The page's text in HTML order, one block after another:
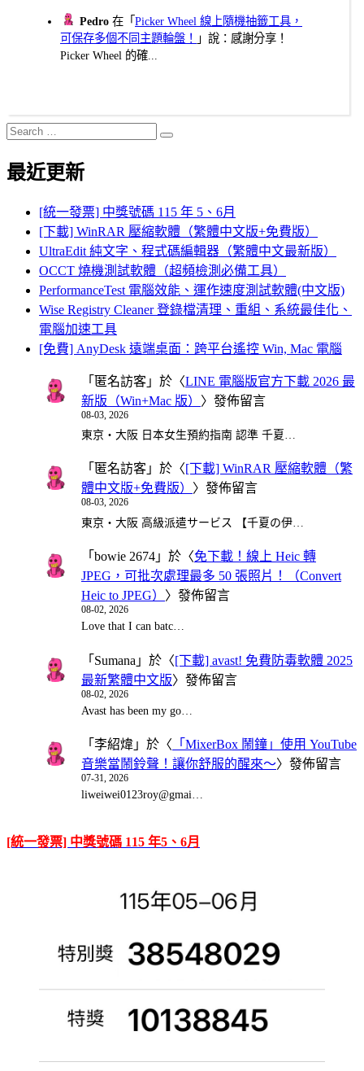
Pedro 在「Picker Wheel 線上隨機抽籤工具，
可保存多個不同主題輪盤！
」說：感謝分享！
Picker Wheel 的確...
Search
for:
Search
最近更新
[統一發票] 中獎號碼 115 年 5、6月
[下載] WinRAR 壓縮軟體（繁體中文版+免費版）
UltraEdit 純文字、程式碼編輯器（繁體中文最新版）
OCCT 燒機測試軟體（超頻檢測必備工具）
PerformanceTest 電腦效能、運作速度測試軟體(中文版)
Wise Registry Cleaner 登錄檔清理、重組、系統最佳化、
電腦加速工具
[免費] AnyDesk 遠端桌面：跨平台遙控 Win, Mac 電腦
「 匿名訪客 」於〈LINE 電腦版官方下載 2026 最
新版（Win+Mac 版） 〉發佈留言
08-03, 2026
東京・大阪 日本女生預約指南 認準 千夏…
「 匿名訪客 」於〈 [下載] WinRAR 壓縮軟體（繁
體中文版+免費版）
〉發佈留言
08-03, 2026
東京・大阪 高級派遣サービス 【千夏の伊…
「 bowie 2674 」於〈免下載！線上 Heic 轉
JPEG，可批次處理最多 50 張照片！（Convert
Heic to JPEG） 〉發佈留言
08-02, 2026
Love that I can batc…
「 Sumana 」於〈[下載] avast! 免費防毒軟體 2025
最新繁體中文版〉發佈留言
08-02, 2026
Avast has been my go…
「 李紹煒 」於〈 「MixerBox 鬧鐘」使用 YouTube
音樂當鬧鈴聲！讓你舒服的醒來～〉發佈留言
07-31, 2026
liweiwei0123roy@gmai…
[統一發票] 中獎號碼 115 年5、6月